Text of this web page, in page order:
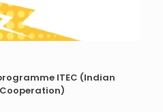
ITEC (Indian